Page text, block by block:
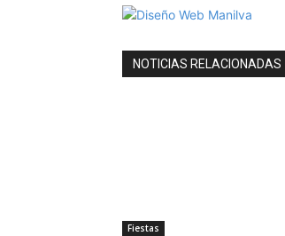
NOTICIAS RELACIONADAS
Fiestas